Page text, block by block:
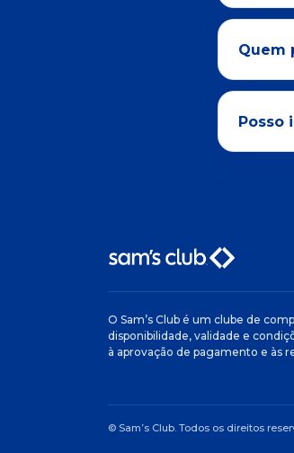
Quem
Posso
O Sam’s Club é um clube de
disponibilidade, validade e
à aprovação de pagamento e às
© Sam’s Club. Todos os direitos